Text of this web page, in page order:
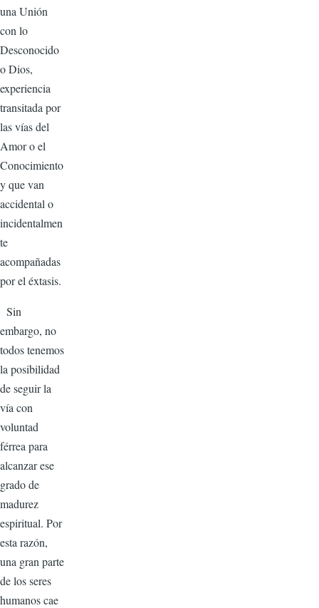
una Unión
con lo
Desconocido
o Dios,
experiencia
transitada por
las vías del
Amor o el
Conocimiento
y que van
accidental o
incidentalmen
te
acompañadas
por el éxtasis.
Sin
embargo, no
todos tenemos
la posibilidad
de seguir la
vía con
voluntad
férrea para
alcanzar ese
grado de
madurez
espiritual. Por
esta razón,
una gran parte
de los seres
humanos cae